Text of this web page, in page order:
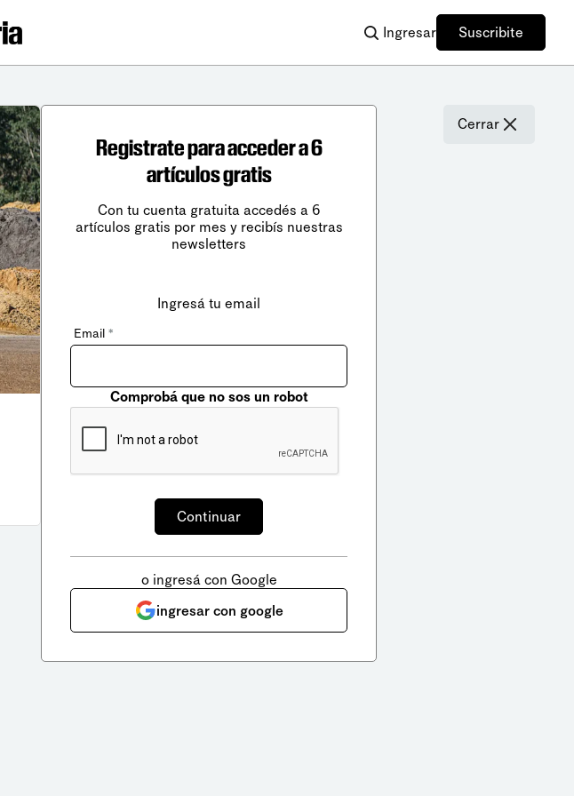
Ingresar Suscribite
Cerrar
Registrate para acceder a 6
artículos gratis
Con tu cuenta gratuita accedés a 6
artículos gratis por mes y recibís nuestras
newsletters
Ingresá tu email
Email *
Comprobá que no sos un robot
o ingresá con Google
ingresar con google